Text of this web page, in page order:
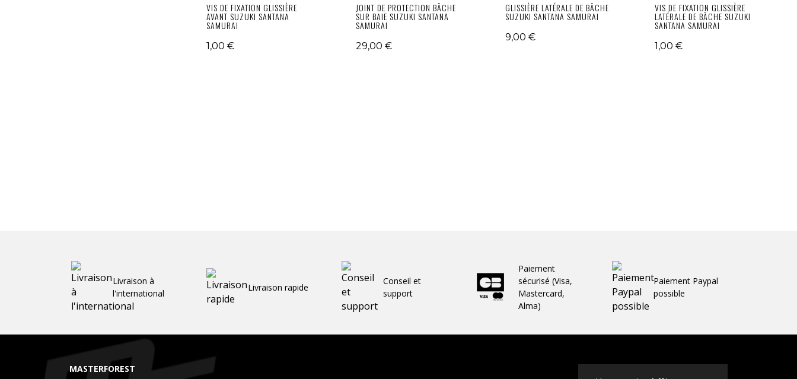
VIS DE FIXATION GLISSIÈRE
AVANT SUZUKI SANTANA
SAMURAI
1,00 €
JOINT DE PROTECTION BÂCHE
SUR BAIE SUZUKI SANTANA
SAMURAI
29,00 €
GLISSIÈRE LATÉRALE DE BÂCHE
SUZUKI SANTANA SAMURAI
9,00 €
VIS DE FIXATION GLISSIÈRE
LATÉRALE DE BÂCHE SUZUKI
SANTANA SAMURAI
1,00 €
Livraison à
l'international
Livraison rapide
Conseil et
support
Paiement
sécurisé (Visa,
Mastercard,
Alma)
Paiement Paypal
possible
MASTERFOREST